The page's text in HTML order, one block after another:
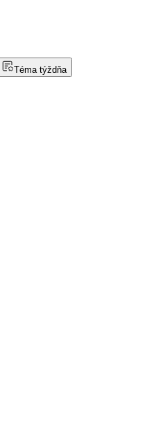
Téma týždňa